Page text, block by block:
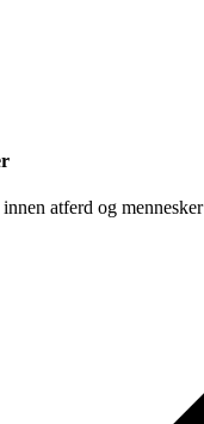
atferd og mennesker